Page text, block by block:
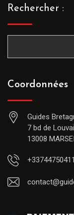
Rechercher :
Coordonnées
Guides
7 bd de
13008
+33744750411